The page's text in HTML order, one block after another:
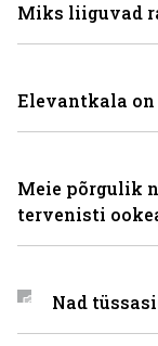
Miks liiguvad
Elevantkala on
Meie põrgulik
tervenisti
Nad